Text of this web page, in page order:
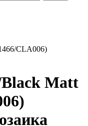
CLA006)
Matt